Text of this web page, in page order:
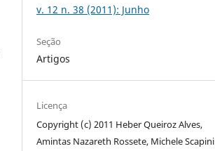
v. 12 n. 38 (2011): Junho
Seção
Artigos
Licença
Copyright (c) 2011 Heber Queiroz Alves,
Amintas Nazareth Rossete, Michele Scapini